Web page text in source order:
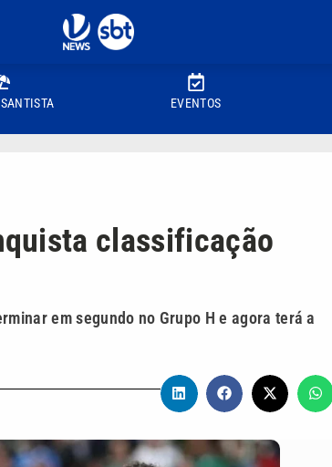
EVENTOS
classificação
em segundo no Grupo H e agora terá a